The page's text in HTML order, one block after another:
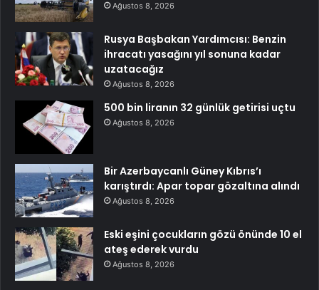
Ağustos 8, 2026
Rusya Başbakan Yardımcısı: Benzin
ihracatı yasağını yıl sonuna kadar
uzatacağız
Ağustos 8, 2026
500 bin liranın 32 günlük getirisi uçtu
Ağustos 8, 2026
Bir Azerbaycanlı Güney Kıbrıs’ı
karıştırdı: Apar topar gözaltına alındı
Ağustos 8, 2026
Eski eşini çocukların gözü önünde 10 el
ateş ederek vurdu
Ağustos 8, 2026